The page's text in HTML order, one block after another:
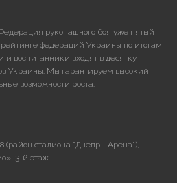
рукопашного боя уже пятый
рейтинге федераций Украины по итогам
и воспитанники входят в десятку
Украины. Мы гарантируем высокий
возможности роста.
(район стадиона "Днепр - Арена"),
3-й этаж